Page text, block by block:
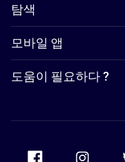
탐색
모바일 앱
도움이 필요하다 ?
Accor Facebook